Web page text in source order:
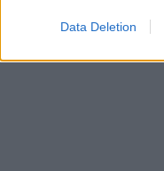
Data Deletion